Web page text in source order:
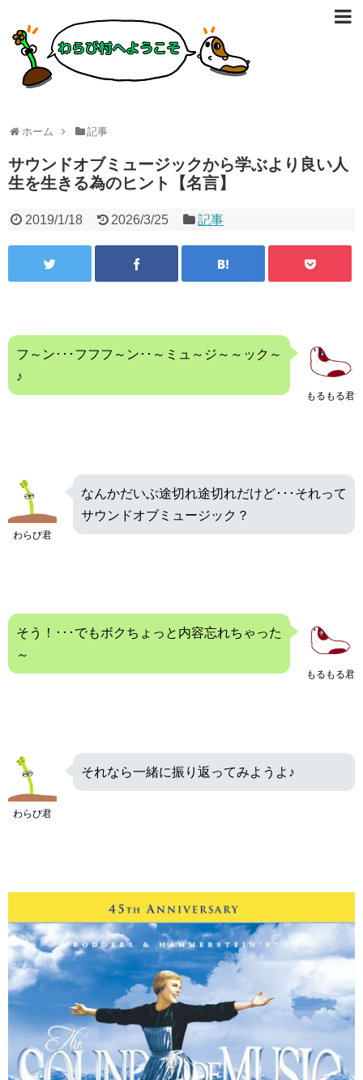
ホーム 記事
サウンドオブミュージックから学ぶより良い人
生を生きる為のヒント【名言】
2019/1/18 2026/3/25 記事
もるもる君
フ～ン･･･フフフ～ン･･～ミュ～ジ～～ック～
♪
わらび君
なんかだいぶ途切れ途切れだけど･･･それって
サウンドオブミュージック？
もるもる君
そう！･･･でもボクちょっと内容忘れちゃった
～
わらび君
それなら一緒に振り返ってみようよ♪